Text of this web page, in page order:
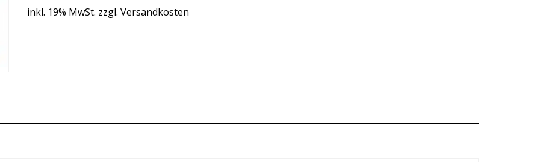
inkl. 19% MwSt. zzgl. Versandkosten